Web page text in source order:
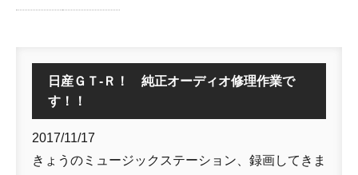
日産ＧＴ-Ｒ！ 純正オーディオ修理作業で
す！！
2017/11/17
きょうのミュージックステーション、録画してきま